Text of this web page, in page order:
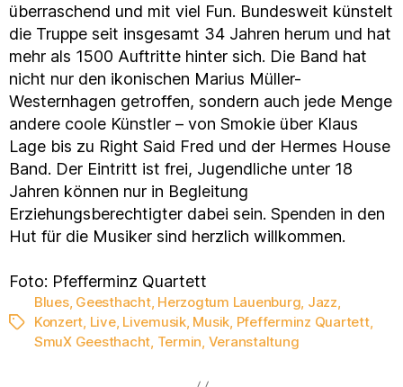
überraschend und mit viel Fun. Bundesweit künstelt
die Truppe seit insgesamt 34 Jahren herum und hat
mehr als 1500 Auftritte hinter sich. Die Band hat
nicht nur den ikonischen Marius Müller-
Westernhagen getroffen, sondern auch jede Menge
andere coole Künstler – von Smokie über Klaus
Lage bis zu Right Said Fred und der Hermes House
Band. Der Eintritt ist frei, Jugendliche unter 18
Jahren können nur in Begleitung
Erziehungsberechtigter dabei sein. Spenden in den
Hut für die Musiker sind herzlich willkommen.
Foto: Pfefferminz Quartett
Schlagwörter
Blues, Geesthacht, Herzogtum Lauenburg, Jazz,
Konzert, Live, Livemusik, Musik, Pfefferminz Quartett,
SmuX Geesthacht, Termin, Veranstaltung